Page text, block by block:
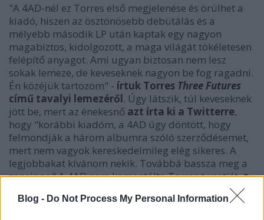
Blog - Do Not Process My Personal Information
"A 4AD-nél ez Torres első megjelenése és örülhet a
kiadó, hiszen az ösztönösebb debütálás és a
mélyebb második LP után kaptak egy nagyon
magabiztos, kidolgozott, a maga világát tökéletesen
felépítő anyagot. Ami ugyan biztosan nem lesz
sokak lemeze, de keveseknek nagyon be fog ragadni.
Én közéjük tartozom" - írtuk Torres Three Futures
című tavalyi lemezéről. Úgy látszik, túl keveseknek
jött be, mert az énekesnő azt írta ki a Twitterre,
hogy "korábbi kiadóm, a 4AD úgy döntött, hogy
felmondják a három albumra szóló szerződésemet,
mert nem vagyok kereskedelmileg elég sikeres. A
legjobbakat kívánom nekik. Továbbá bassza meg a
zeneipar." A 4AD nem komentálta Torres tweetjét,a
megjegyzi , hogy mígy Torres 2015-ös,Sprintercímű